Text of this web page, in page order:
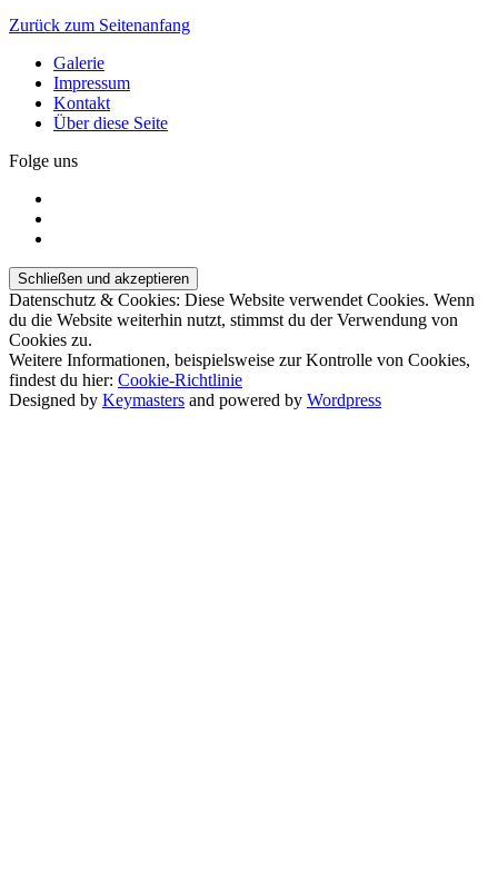
Zurück zum Seitenanfang
Galerie
Impressum
Kontakt
Über diese Seite
Folge uns
Datenschutz & Cookies: Diese Website verwendet Cookies. Wenn
du die Website weiterhin nutzt, stimmst du der Verwendung von
Cookies zu.
Weitere Informationen, beispielsweise zur Kontrolle von Cookies,
findest du hier: Cookie-Richtlinie
Designed by Keymasters and powered by Wordpress